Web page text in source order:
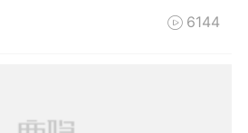
 6144